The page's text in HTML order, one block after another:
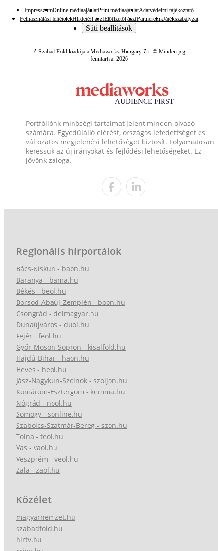
ImpresszumOnline médiaajánlatPrint médiaajánlatAdatvédelmi tájékoztató
Felhasználási feltételekHirdetési ászfElőfizetői ászfPartnereinkJátékszabályzat
Süti beállítások
A Szabad Föld kiadója a Mediaworks Hungary Zrt. © Minden jog
fenntartva. 2026
Portfóliónk minőségi tartalmat jelent minden olvasó
számára. Egyedülálló elérést, országos lefedettséget és
változatos megjelenési lehetőséget biztosít. Folyamatosan
keressük az új irányokat és fejlődési lehetőségeket. Ez
jövőnk záloga.
Regionális hírportálok
Bács-Kiskun - baon.hu
Baranya - bama.hu
Békés - beol.hu
Borsod-Abaúj-Zemplén - boon.hu
Csongrád - delmagyar.hu
Dunaújváros - duol.hu
Fejér - feol.hu
Győr-Moson-Sopron - kisalfold.hu
Hajdú-Bihar - haon.hu
Heves - heol.hu
Jász-Nagykun-Szolnok - szoljon.hu
Komárom-Esztergom - kemma.hu
Nógrád - nool.hu
Somogy - sonline.hu
Szabolcs-Szatmár-Bereg - szon.hu
Tolna - teol.hu
Vas - vaol.hu
Veszprém - veol.hu
Zala - zaol.hu
Közélet
magyarnemzet.hu
szabadfold.hu
hirtv.hu